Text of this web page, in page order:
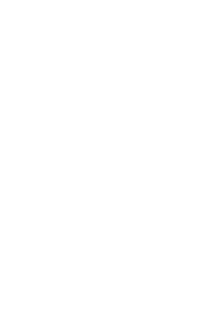
Pacheta: «No
próxima temporada,
A la pretemporada